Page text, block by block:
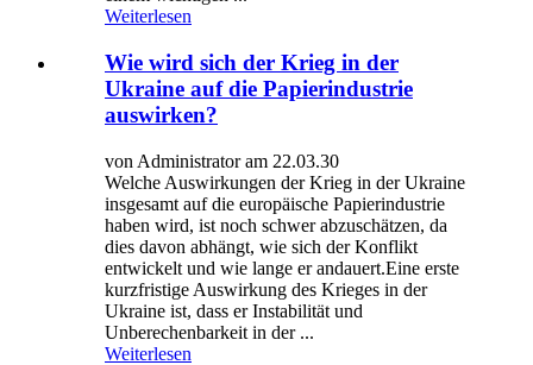
Weiterlesen
Wie wird sich der Krieg in der
Ukraine auf die Papierindustrie
auswirken?
von Administrator am 22.03.30
Welche Auswirkungen der Krieg in der Ukraine
insgesamt auf die europäische Papierindustrie
haben wird, ist noch schwer abzuschätzen, da
dies davon abhängt, wie sich der Konflikt
entwickelt und wie lange er andauert.Eine erste
kurzfristige Auswirkung des Krieges in der
Ukraine ist, dass er Instabilität und
Unberechenbarkeit in der ...
Weiterlesen